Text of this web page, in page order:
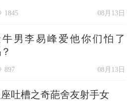
08月13日
1845
牛男李易峰爱他你们怕了
08月13日
897
吐槽之奇葩舍友射手女